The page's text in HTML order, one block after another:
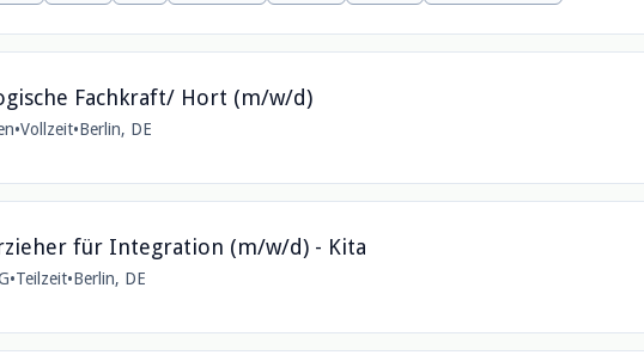
Fachkraft/ Hort (m/w/d)
•Vollzeit•Berlin, DE
für Integration (m/w/d) - Kita
•Teilzeit•Berlin, DE